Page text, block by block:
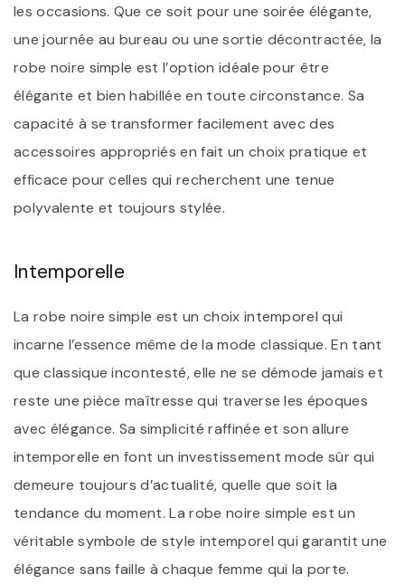
les occasions. Que ce soit pour une soirée élégante,
une journée au bureau ou une sortie décontractée, la
robe noire simple est l’option idéale pour être
élégante et bien habillée en toute circonstance. Sa
capacité à se transformer facilement avec des
accessoires appropriés en fait un choix pratique et
efficace pour celles qui recherchent une tenue
polyvalente et toujours stylée.
Intemporelle
La robe noire simple est un choix intemporel qui
incarne l’essence même de la mode classique. En tant
que classique incontesté, elle ne se démode jamais et
reste une pièce maîtresse qui traverse les époques
avec élégance. Sa simplicité raffinée et son allure
intemporelle en font un investissement mode sûr qui
demeure toujours d’actualité, quelle que soit la
tendance du moment. La robe noire simple est un
véritable symbole de style intemporel qui garantit une
élégance sans faille à chaque femme qui la porte.